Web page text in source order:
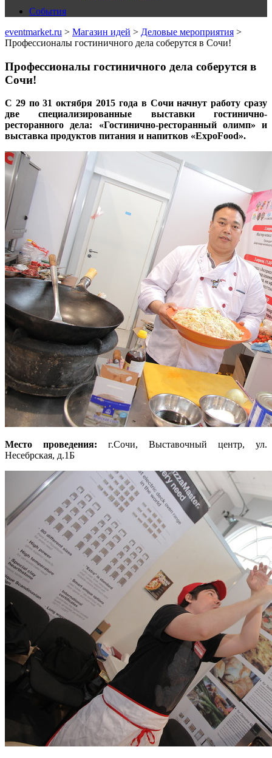
События
eventmarket.ru > Магазин идей > Деловые мероприятия >
Профессионалы гостиничного дела соберутся в Сочи!
Профессионалы гостиничного дела соберутся в
Сочи!
С 29 по 31 октября 2015 года в Сочи начнут работу сразу
две специализированные выставки гостинично-
ресторанного дела: «Гостинично-ресторанный олимп» и
выставка продуктов питания и напитков «ExpoFood».
Место проведения: г.Сочи, Выставочный центр, ул.
Несебрская, д.1Б